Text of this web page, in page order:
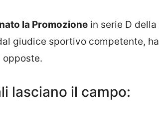
la Promozione in serie D della
giudice sportivo competente, ha
opposte.
lasciano il campo: